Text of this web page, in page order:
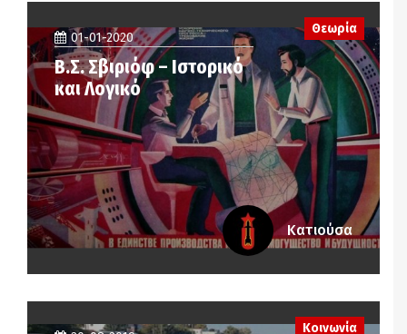
01-01-2020
Β.Σ. Σβιριόφ – Ιστορικό
και Λογικό
Θεωρία
Κατιούσα
Κοινωνία